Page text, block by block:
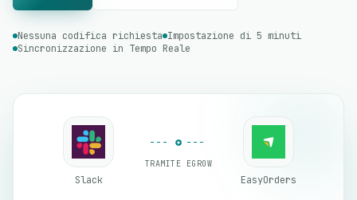
Nessuna codifica richiesta Impostazione di 5 minuti
Sincronizzazione in Tempo Reale
Slack
TRAMITE EGROW
EasyOrders